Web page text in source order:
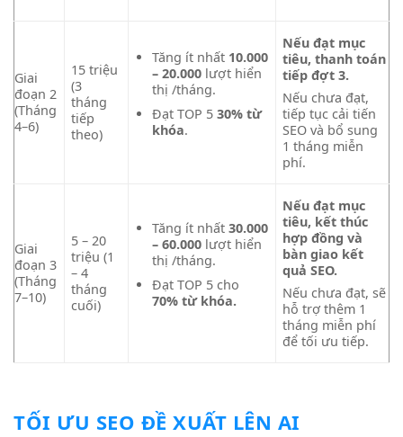
Giai
đoạn 2
(Tháng
4–6)
15 triệu
(3
tháng
tiếp
theo)
Tăng ít nhất 10.000
– 20.000lượt hiển
thị /tháng.
Đạt TOP 530% từ
khóa.
Nếu đạt mục
tiêu, thanh toán
tiếp đợt 3.
Nếu chưa đạt,
tiếp tục cải tiến
SEO và bổ sung
1 tháng miễn
phí.
Giai
đoạn 3
(Tháng
7–10)
5 – 20
triệu (1
– 4
tháng
cuối)
Tăng ít nhất 30.000
– 60.000lượt hiển
thị /tháng.
Đạt TOP 5 cho
70% từ khóa.
Nếu đạt mục
tiêu, kết thúc
hợp đồng và
bàn giao kết
quả SEO.
Nếu chưa đạt, sẽ
hỗ trợ thêm 1
tháng miễn phí
để tối ưu tiếp.
TỐI ƯU SEO ĐỀ XUẤT LÊN AI